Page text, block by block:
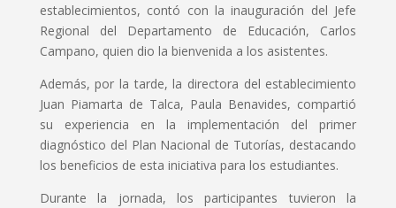
establecimientos, contó con la inauguración del Jefe
Regional del Departamento de Educación, Carlos
Campano, quien dio la bienvenida a los asistentes.
Además, por la tarde, la directora del establecimiento
Juan Piamarta de Talca, Paula Benavides, compartió
su experiencia en la implementación del primer
diagnóstico del Plan Nacional de Tutorías, destacando
los beneficios de esta iniciativa para los estudiantes.
Durante la jornada, los participantes tuvieron la